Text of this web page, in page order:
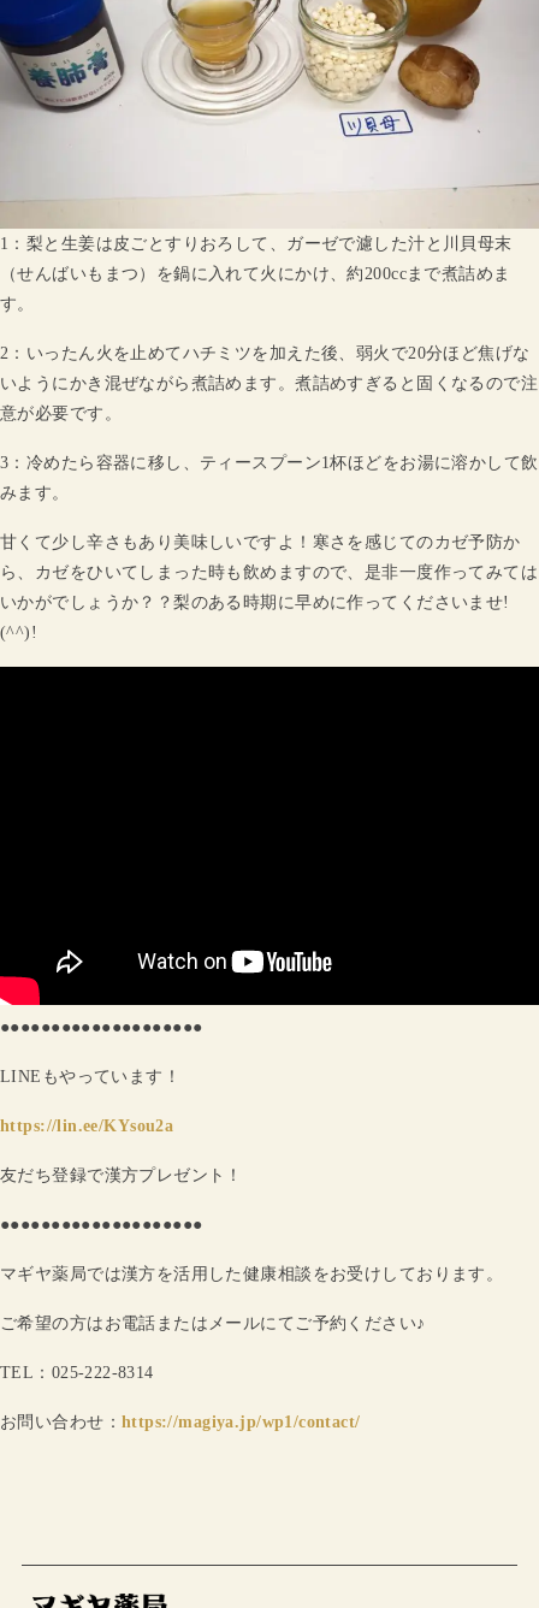
1：梨と生姜は皮ごとすりおろして、ガーゼで濾した汁と川貝母末
（せんばいもまつ）を鍋に入れて火にかけ、約200ccまで煮詰めま
す。
2：いったん火を止めてハチミツを加えた後、弱火で20分ほど焦げな
いようにかき混ぜながら煮詰めます。煮詰めすぎると固くなるので注
意が必要です。
3：冷めたら容器に移し、ティースプーン1杯ほどをお湯に溶かして飲
みます。
甘くて少し辛さもあり美味しいですよ！寒さを感じてのカゼ予防か
ら、カゼをひいてしまった時も飲めますので、是非一度作ってみては
いかがでしょうか？？梨のある時期に早めに作ってくださいませ!
(^^)!
●●●●●●●●●●●●●●●●●●●●
LINEもやっています！
https://lin.ee/KYsou2a
友だち登録で漢方プレゼント！
●●●●●●●●●●●●●●●●●●●●
マギヤ薬局では漢方を活用した健康相談をお受けしております。
ご希望の方はお電話またはメールにてご予約ください♪
TEL：025-222-8314
お問い合わせ： https://magiya.jp/wp1/contact/